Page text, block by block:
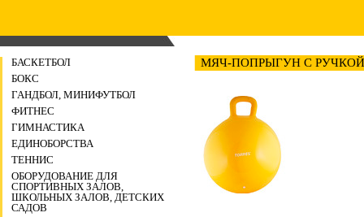
БАСКЕТБОЛ
БОКС
ГАНДБОЛ, МИНИФУТБОЛ
ФИТНЕС
ГИМНАСТИКА
ЕДИНОБОРСТВА
ТЕННИС
ОБОРУДОВАНИЕ ДЛЯ
СПОРТИВНЫХ ЗАЛОВ,
ШКОЛЬНЫХ ЗАЛОВ, ДЕТСКИХ
САДОВ
МЯЧ-ПОПРЫГУН С РУЧКОЙ